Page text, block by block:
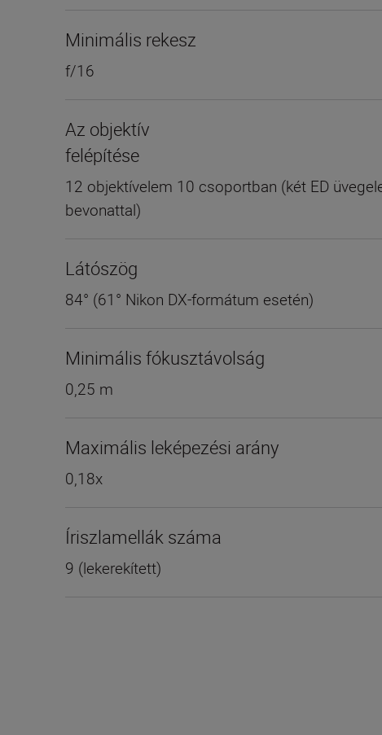
Minimális rekesz
f/16
Az objektív
felépítése
12 objektívelem 10 csoportban (két ED
bevonattal)
Látószög
84° (61° Nikon DX-formátum esetén)
Minimális fókusztávolság
0,25 m
Maximális leképezési arány
0,18x
Íriszlamellák száma
9 (lekerekített)